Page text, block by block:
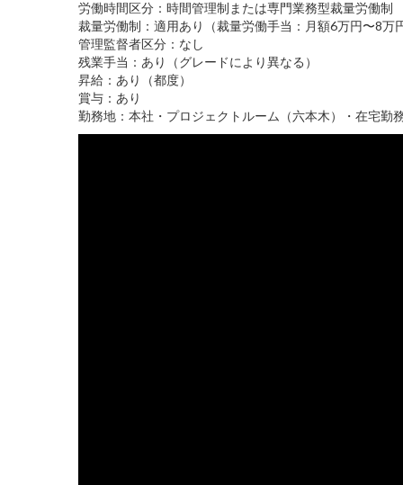
労働時間区分：時間管理制または専門業務型裁量労働制
裁量労働制：適用あり（裁量労働手当：月額6万円〜8万円
管理監督者区分：なし
残業手当：あり（グレードにより異なる）
昇給：あり（都度）
賞与：あり
勤務地：本社・プロジェクトルーム（六本木）・在宅勤